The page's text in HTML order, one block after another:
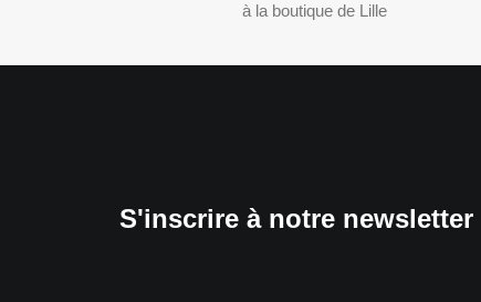
à la boutique de Lille
S'inscrire à notre newsletter